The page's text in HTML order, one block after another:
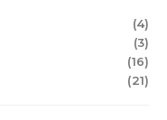
(4)
(3)
(16)
(21)